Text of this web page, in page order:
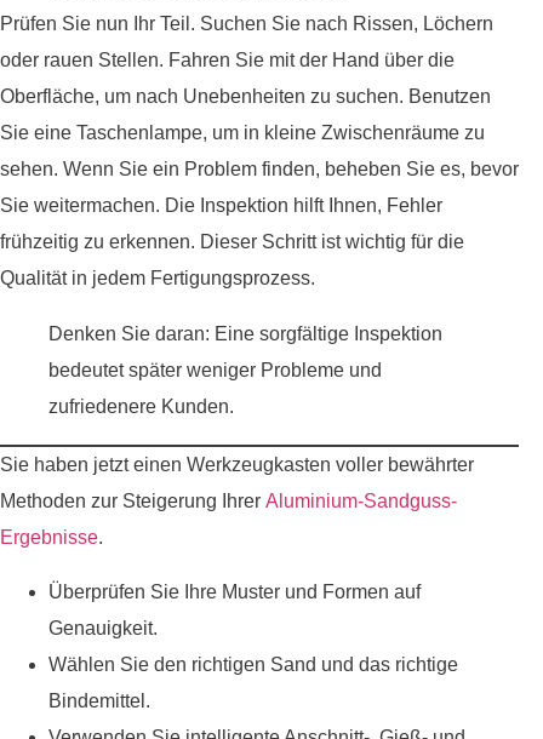
Prüfen Sie nun Ihr Teil. Suchen Sie nach Rissen, Löchern
oder rauen Stellen. Fahren Sie mit der Hand über die
Oberfläche, um nach Unebenheiten zu suchen. Benutzen
Sie eine Taschenlampe, um in kleine Zwischenräume zu
sehen. Wenn Sie ein Problem finden, beheben Sie es, bevor
Sie weitermachen. Die Inspektion hilft Ihnen, Fehler
frühzeitig zu erkennen. Dieser Schritt ist wichtig für die
Qualität in jedem Fertigungsprozess.
Denken Sie daran: Eine sorgfältige Inspektion
bedeutet später weniger Probleme und
zufriedenere Kunden.
Sie haben jetzt einen Werkzeugkasten voller bewährter
Methoden zur Steigerung Ihrer Aluminium-Sandguss-
Ergebnisse.
Überprüfen Sie Ihre Muster und Formen auf
Genauigkeit.
Wählen Sie den richtigen Sand und das richtige
Bindemittel.